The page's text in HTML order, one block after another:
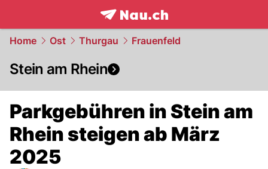
frontpage.NAU.ch
Home Ost Thurgau Frauenfeld
Stein am Rhein
Parkgebühren in Stein am
Rhein steigen ab März
2025